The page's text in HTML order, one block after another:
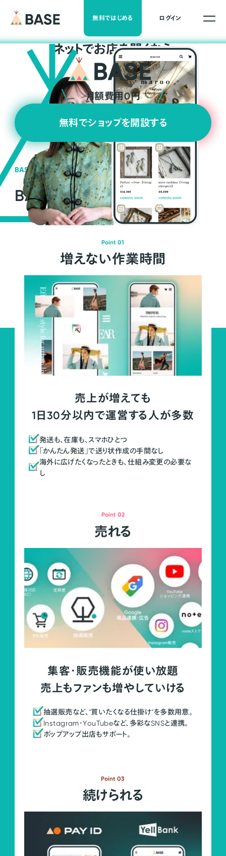
無料ではじめる ログイン
ネットでお店を開くなら
月額費用0円
無料でショップを開設する
BASEの強み
BASEが強い3つの理由
Point 01
増えない作業時間
売上が増えても
1日30分以内で運営する人が多数
発送も、在庫も、スマホひとつ
「かんたん発送」で送り状作成の手間なし
海外に広げたくなったときも、仕組み変更の必要な
し
Point 02
売れる
集客・販売機能が使い放題
売上もファンも増やしていける
抽選販売など、"買いたくなる仕掛け"を多数用意。
Instagram・YouTubeなど、多彩なSNSと連携。
ポップアップ出店もサポート。
Point 03
続けられる